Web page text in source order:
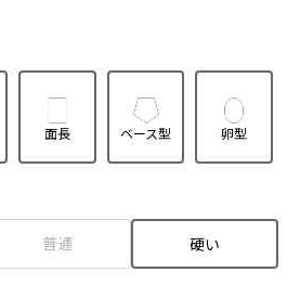
面長 ベース型 卵型
普通 硬い